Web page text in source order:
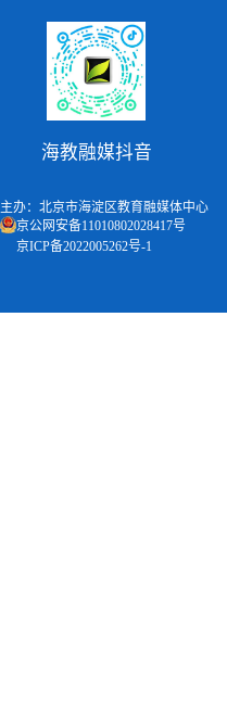
海教融媒抖音
主办：北京市海淀区教育融媒体中心
京公网安备11010802028417号
京ICP备2022005262号-1